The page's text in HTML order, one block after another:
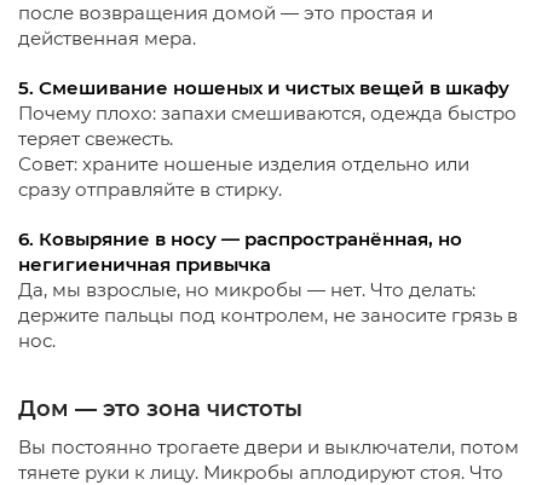
после возвращения домой — это простая и
действенная мера.
5. Смешивание ношеных и чистых вещей в шкафу
Почему плохо: запахи смешиваются, одежда быстро
теряет свежесть.
Совет: храните ношеные изделия отдельно или
сразу отправляйте в стирку.
6. Ковыряние в носу — распространённая, но
негигиеничная привычка
Да, мы взрослые, но микробы — нет. Что делать:
держите пальцы под контролем, не заносите грязь в
нос.
Дом — это зона чистоты
Вы постоянно трогаете двери и выключатели, потом
тянете руки к лицу. Микробы аплодируют стоя. Что